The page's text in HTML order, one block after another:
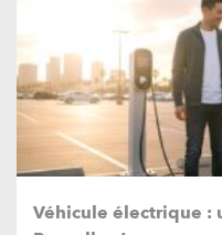
Véhicule électrique :